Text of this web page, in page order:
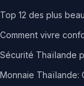
Top 12 des plus
Comment vivre
Sécurité Thaïlande
Monnaie Thaïlande: